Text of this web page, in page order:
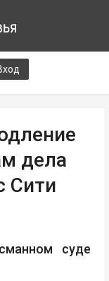
дела
Сити
суде